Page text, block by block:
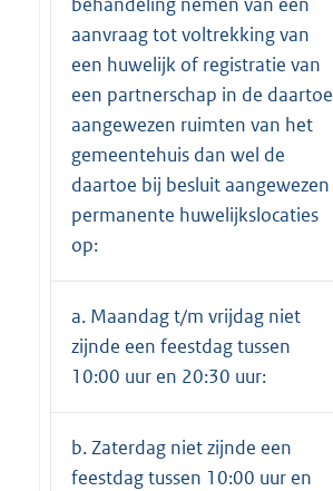
aanvraag tot voltrekking van
een huwelijk of registratie van
een partnerschap in de daartoe
aangewezen ruimten van het
gemeentehuis dan wel de
daartoe bij besluit aangewezen
permanente huwelijkslocaties
op:
a. Maandag t/m vrijdag niet
zijnde een feestdag tussen
10:00 uur en 20:30 uur:
b. Zaterdag niet zijnde een
feestdag tussen 10:00 uur en